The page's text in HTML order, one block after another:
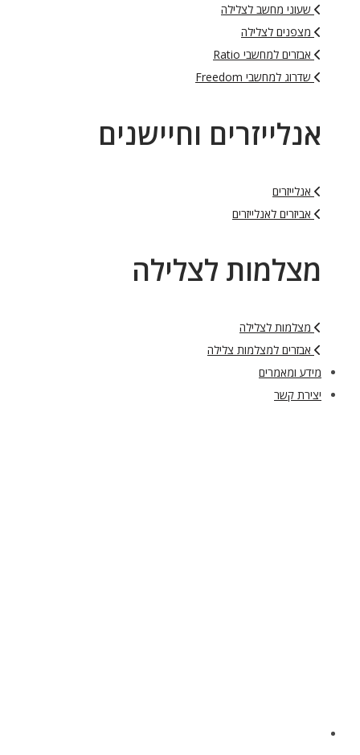
שעוני מחשב לצלילה
מצפנים לצלילה
אבזרים למחשבי Ratio
שדרוג למחשבי Freedom
אנלייזרים וחיישנים
אנלייזרים
אביזרים לאנלייזרים
מצלמות לצלילה
מצלמות לצלילה
אבזרים למצלמות צלילה
מידע ומאמרים
יצירת קשר